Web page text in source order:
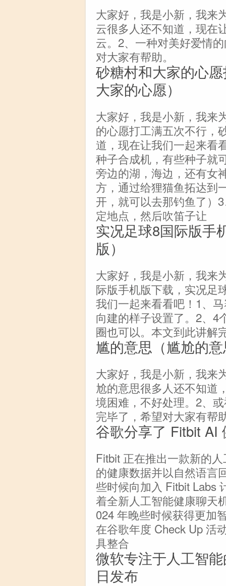
大家好，我是小新，我来
云很多人还不知道，现在
云。2、一种对美好爱情
对大家有帮助。
砂糖村和大家的心
大家的心愿）
大家好，我是小新，我来
的心愿打工满五次不行，
道，现在让我们一起来看
种子合成机，有些种子就
旁边的湖，海边，还有女
方，通过给狸猫鱼拓达到
开，就可以去那钓鱼了）
定地点，然后吹笛子让
实况足球8国际版手
版）
大家好，我是小新，我来
际版手机版下载，实况足
我们一起来看看吧！1、
向建的样子设置了。2、4
圈也可以。本文到此讲解
尴的意思（尴尬的
大家好，我是小新，我来
尬的意思很多人还不知道
境困难，不好处理。2、
完毕了，希望对大家有帮
谷歌分享了 Fitbit AI
Fitbit 正在推出一款新的
的健康数据并以自然语言
些时候向加入 Fitbit Labs
着全新人工智能健康聊天
024 年晚些时候获得更加
在谷歌年度 Check Up 活
具整合
微软专注于人工智
日发布